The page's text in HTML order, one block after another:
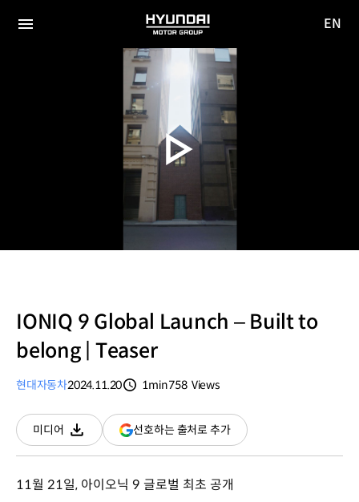
HYUNDAI
MOTOR
GROUP
EN
IONIQ 9 Global Launch – Built to
belong | Teaser
현대자동차2024.11.20
1min758 Views
미디어
다운로드
선호하는 출처로 추가(새
창
11월 21일, 아이오닉 9 글로벌 최초 공개